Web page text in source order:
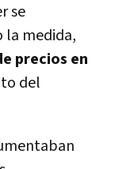
se
medida,
precios en
del